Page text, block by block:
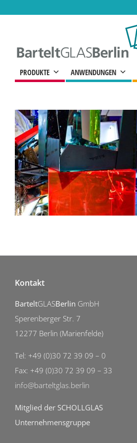
PRODUKTE ANWENDUNGEN
Kontakt
BarteltGLASBerlin GmbH
Sperenberger Str. 7
12277 Berlin (Marienfelde)
Tel: +49 (0)30 72 39 09 – 0
Fax: +49 (0)30 72 39 09 – 33
info@barteltglas.berlin
Mitglied der SCHOLLGLAS
Unternehmensgruppe